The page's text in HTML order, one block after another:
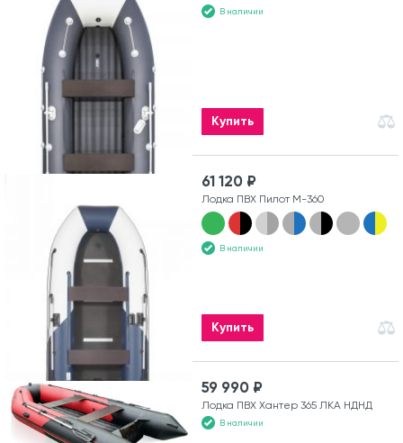
В наличии
Купить
61 120 ₽
Лодка ПВХ Пилот М-360
В наличии
Купить
59 990 ₽
Лодка ПВХ Хантер 365 ЛКА НДНД
В наличии